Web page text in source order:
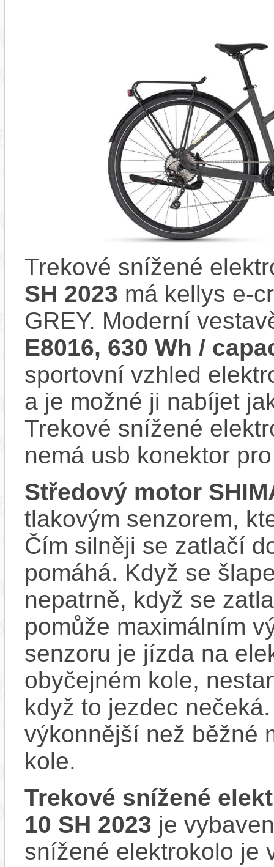
Trekové snížené
SH 2023 má kellys e-
GREY. Moderní
E8016, 630 Wh /
sportovní vzhled
a je možné ji nabíjet
Trekové snížené
nemá usb konektor
Středový motor
tlakovým senzorem,
Čím silněji se zatlačí
pomáhá. Když se
nepatrně, když se
pomůže maximálním
senzoru je jízda na
obyčejném kole,
když to jezdec
výkonnější než běžné
kole.
Trekové snížené
10 SH 2023 je
snížené elektrokolo je